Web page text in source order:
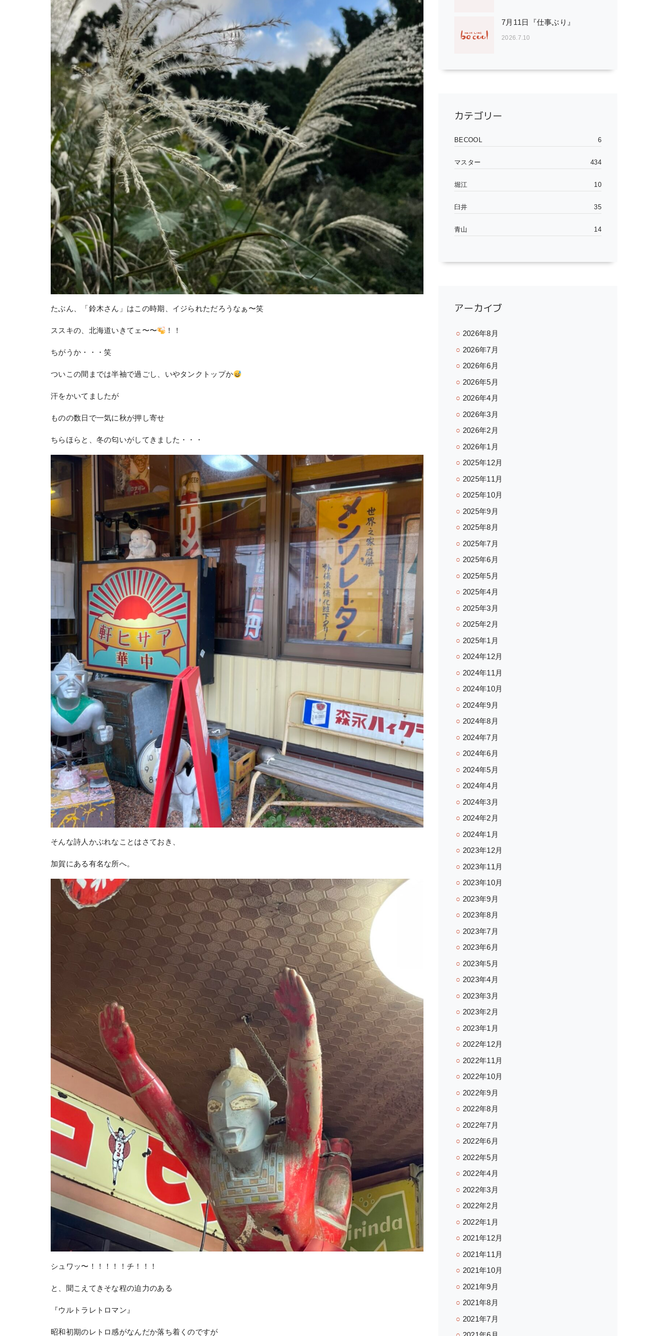
たぶん、「鈴木さん」はこの時期、イジられただろうなぁ〜笑
ススキの、北海道いきてェ〜〜 ！！
ちがうか・・・笑
ついこの間までは半袖で過ごし、いやタンクトップか
汗をかいてましたが
ものの数日で一気に秋が押し寄せ
ちらほらと、冬の匂いがしてきました・・・
そんな詩人かぶれなことはさておき、
加賀にある有名な所へ。
シュワッ〜！！！！！チ！！！
と、聞こえてきそな程の迫力のある
『ウルトラレトロマン』
昭和初期のレトロ感がなんだか落ち着くのですが
7月11日『仕事ぶり』
2026.7.10
カテゴリー
BECOOL 6
マスター 434
堀江 10
臼井 35
青山 14
アーカイブ
2026年8月
2026年7月
2026年6月
2026年5月
2026年4月
2026年3月
2026年2月
2026年1月
2025年12月
2025年11月
2025年10月
2025年9月
2025年8月
2025年7月
2025年6月
2025年5月
2025年4月
2025年3月
2025年2月
2025年1月
2024年12月
2024年11月
2024年10月
2024年9月
2024年8月
2024年7月
2024年6月
2024年5月
2024年4月
2024年3月
2024年2月
2024年1月
2023年12月
2023年11月
2023年10月
2023年9月
2023年8月
2023年7月
2023年6月
2023年5月
2023年4月
2023年3月
2023年2月
2023年1月
2022年12月
2022年11月
2022年10月
2022年9月
2022年8月
2022年7月
2022年6月
2022年5月
2022年4月
2022年3月
2022年2月
2022年1月
2021年12月
2021年11月
2021年10月
2021年9月
2021年8月
2021年7月